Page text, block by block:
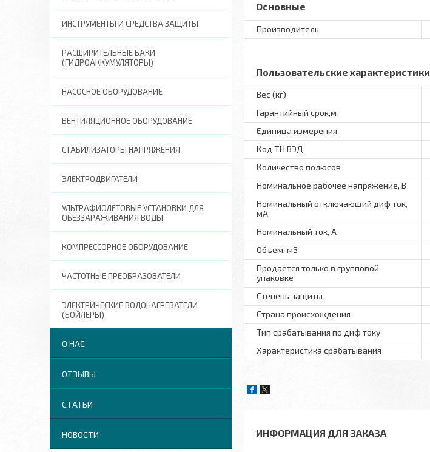
Основные
Производитель
Пользовательские характеристики
Вес (кг)
Гарантийный срок,м
Единица измерения
Код ТН ВЭД
Количество полюсов
Номинальное рабочее напряжение, В
Номинальный отключающий диф ток,
мА
Номинальный ток, А
Объем, м3
Продается только в групповой
упаковке
Степень защиты
Страна происхождения
Тип срабатывания по диф току
Характеристика срабатывания
ИНФОРМАЦИЯ ДЛЯ ЗАКАЗА
ИНСТРУМЕНТЫ И СРЕДСТВА ЗАЩИТЫ
РАСШИРИТЕЛЬНЫЕ БАКИ
(ГИДРОАККУМУЛЯТОРЫ)
НАСОСНОЕ ОБОРУДОВАНИЕ
ВЕНТИЛЯЦИОННОЕ ОБОРУДОВАНИЕ
СТАБИЛИЗАТОРЫ НАПРЯЖЕНИЯ
ЭЛЕКТРОДВИГАТЕЛИ
УЛЬТРАФИОЛЕТОВЫЕ УСТАНОВКИ ДЛЯ
ОБЕЗЗАРАЖИВАНИЯ ВОДЫ
КОМПРЕССОРНОЕ ОБОРУДОВАНИЕ
ЧАСТОТНЫЕ ПРЕОБРАЗОВАТЕЛИ
ЭЛЕКТРИЧЕСКИЕ ВОДОНАГРЕВАТЕЛИ
(БОЙЛЕРЫ)
О НАС
ОТЗЫВЫ
СТАТЬИ
НОВОСТИ